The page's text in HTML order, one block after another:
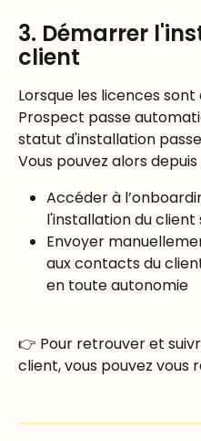
3. Démarrer
client
Lorsque les licences
Prospect passe
statut d'installation
Vous pouvez alors
Accéder à
l'installation du
Envoyer
aux contacts du
en toute autonomie
👉 Pour retrouver et
client, vous pouvez